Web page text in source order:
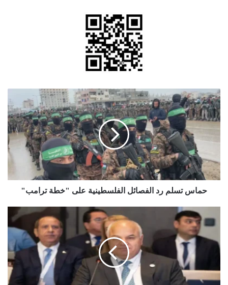
حماس
تسلم
رد
الفصائل
الفلسطينية
"خطة
ترامب"
حماس تسلم رد الفصائل الفلسطينية على "خطة ترامب"
يعلن
إجراءات
قوننة
أوضاع